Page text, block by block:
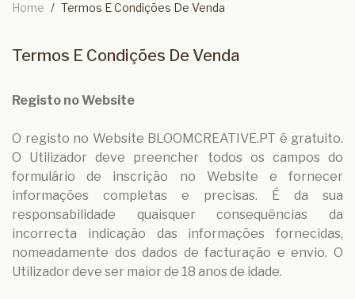
Home / Termos E Condições De Venda
Termos E Condições De Venda
Registo no Website
O registo no Website BLOOMCREATIVE.PT é gratuito.
O Utilizador deve preencher todos os campos do
formulário de inscrição no Website e fornecer
informações completas e precisas. É da sua
responsabilidade quaisquer consequências da
incorrecta indicação das informações fornecidas,
nomeadamente dos dados de facturação e envio. O
Utilizador deve ser maior de 18 anos de idade.